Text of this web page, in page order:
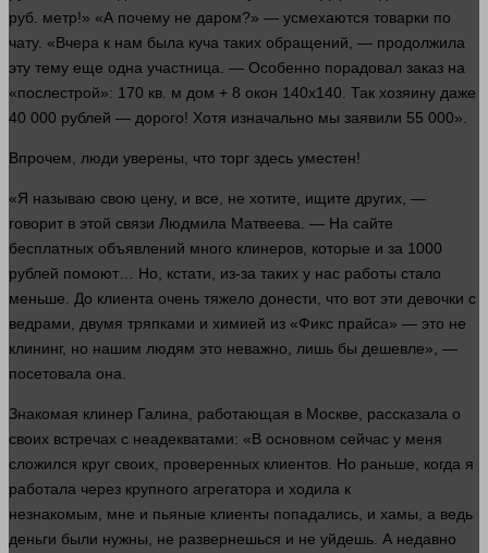
руб. метр!» «А почему не даром?» — усмехаются товарки по
чату. «Вчера к нам была куча таких обращений, — продолжила
эту тему еще одна участница. — Особенно порадовал заказ на
«послестрой»: 170 кв. м дом + 8 окон 140х140. Так хозяину даже
40 000 рублей — дорого! Хотя изначально мы заявили 55 000».
Впрочем, люди уверены, что торг здесь уместен!
«Я называю свою цену, и все, не хотите, ищите других, —
говорит в этой связи Людмила Матвеева. — На сайте
бесплатных объявлений много клинеров, которые и за 1000
рублей помоют… Но, кстати, из-за таких у нас работы стало
меньше. До клиента очень тяжело донести, что вот эти девочки с
ведрами, двумя тряпками и химией из «Фикс прайса» — это не
клининг, но нашим людям это неважно, лишь бы дешевле», —
посетовала она.
Знакомая клинер Галина, работающая в Москве, рассказала о
своих встречах с неадекватами: «В основном сейчас у меня
сложился круг своих, проверенных клиентов . Но раньше, когда я
работала через крупного агрегатора и ходила к
незнакомым, мне и пьяные клиенты попадались, и хамы, а ведь
деньги были нужны, не развернешься и не уйдешь. А недавно